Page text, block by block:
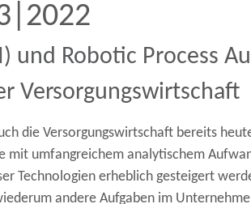
und Robotic Process
Versorgungswirtschaft
die Versorgungswirtschaft bereits
mit umfangreichem analytischem
Technologien erheblich gesteigert
andere Aufgaben im